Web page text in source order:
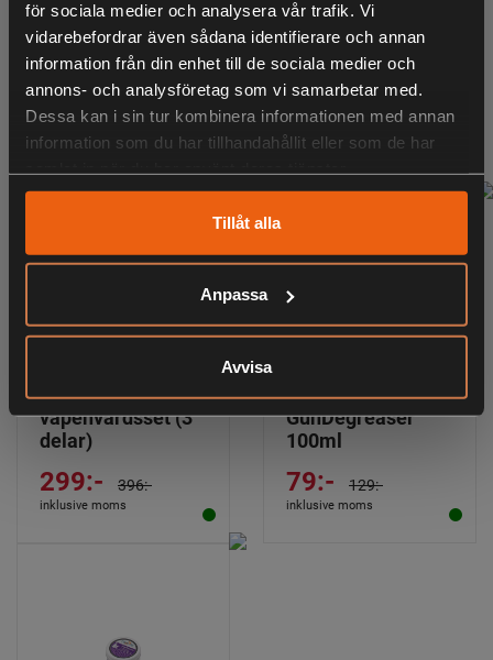
för sociala medier och analysera vår trafik. Vi
vidarebefordrar även sådana identifierare och annan
information från din enhet till de sociala medier och
annons- och analysföretag som vi samarbetar med.
Dessa kan i sin tur kombinera informationen med annan
information som du har tillhandahållit eller som de har
Tillåt alla
Anpassa
Avvisa
ANDRA HAR OCKSÅ TITTAT PÅ
RELATERADE PRODUKTER
Flunatec
vapenvårdsset (3
delar)
299:- 396:-
inklusive moms
Flunatec
GunDegreaser
100ml
79:- 129:-
inklusive moms